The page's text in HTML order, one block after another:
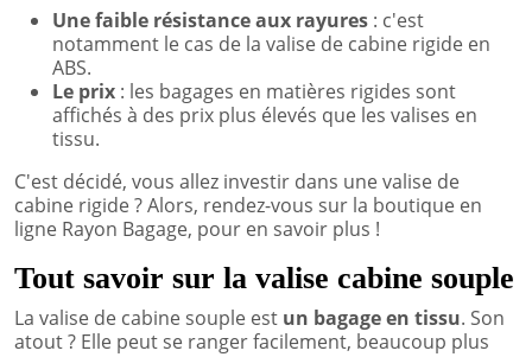
Une faible résistance aux rayures : c'est
notamment le cas de la valise de cabine rigide en
ABS.
Le prix : les bagages en matières rigides sont
affichés à des prix plus élevés que les valises en
tissu.
C'est décidé, vous allez investir dans une valise de
cabine rigide ? Alors, rendez-vous sur la boutique en
ligne Rayon Bagage, pour en savoir plus !
Tout savoir sur la valise cabine souple
La valise de cabine souple est un bagage en tissu. Son
atout ? Elle peut se ranger facilement, beaucoup plus